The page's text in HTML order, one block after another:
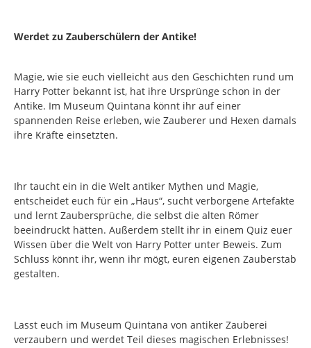
Werdet zu Zauberschülern der Antike!
Magie, wie sie euch vielleicht aus den Geschichten rund um
Harry Potter bekannt ist, hat ihre Ursprünge schon in der
Antike. Im Museum Quintana könnt ihr auf einer
spannenden Reise erleben, wie Zauberer und Hexen damals
ihre Kräfte einsetzten.
Ihr taucht ein in die Welt antiker Mythen und Magie,
entscheidet euch für ein „Haus“, sucht verborgene Artefakte
und lernt Zaubersprüche, die selbst die alten Römer
beeindruckt hätten. Außerdem stellt ihr in einem Quiz euer
Wissen über die Welt von Harry Potter unter Beweis. Zum
Schluss könnt ihr, wenn ihr mögt, euren eigenen Zauberstab
gestalten.
Lasst euch im Museum Quintana von antiker Zauberei
verzaubern und werdet Teil dieses magischen Erlebnisses!